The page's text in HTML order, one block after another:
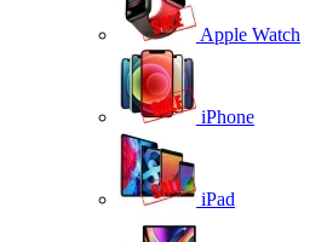
Apple Watch
iPhone
iPad